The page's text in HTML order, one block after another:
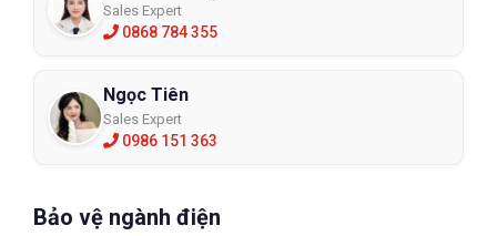
Sales Expert
0868 784 355
Ngọc Tiên
Sales Expert
0986 151 363
Bảo vệ ngành điện